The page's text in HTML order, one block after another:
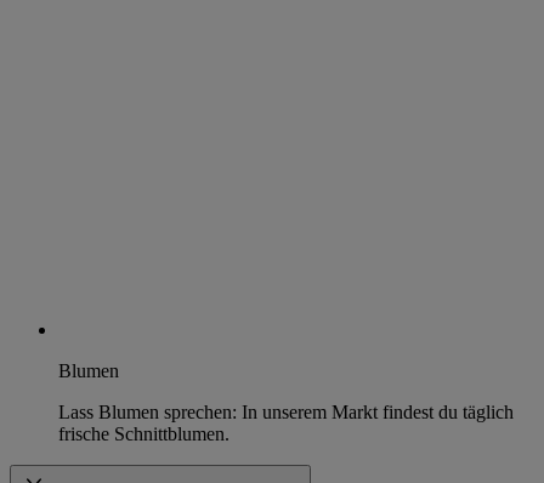
Blumen
Lass Blumen sprechen: In unserem Markt findest du täglich
frische Schnittblumen.